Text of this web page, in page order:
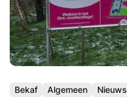
Bekaf Algemeen Nieuws